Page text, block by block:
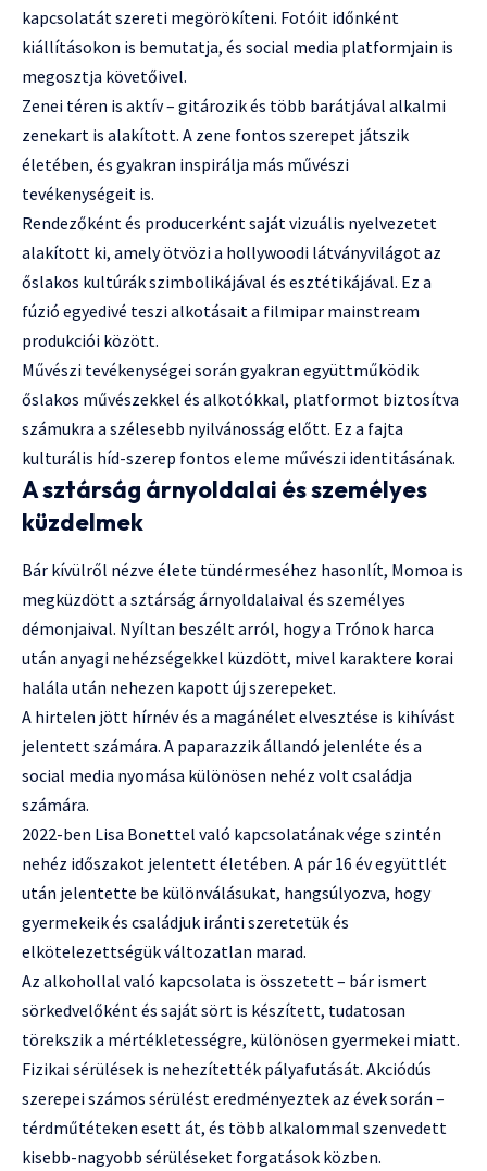
kapcsolatát szereti megörökíteni. Fotóit időnként
kiállításokon is bemutatja, és social media platformjain is
megosztja követőivel.
Zenei téren is aktív – gitározik és több barátjával alkalmi
zenekart is alakított. A zene fontos szerepet játszik
életében, és gyakran inspirálja más művészi
tevékenységeit is.
Rendezőként és producerként saját vizuális nyelvezetet
alakított ki, amely ötvözi a hollywoodi látványvilágot az
őslakos kultúrák szimbolikájával és esztétikájával. Ez a
fúzió egyedivé teszi alkotásait a filmipar mainstream
produkciói között.
Művészi tevékenységei során gyakran együttműködik
őslakos művészekkel és alkotókkal, platformot biztosítva
számukra a szélesebb nyilvánosság előtt. Ez a fajta
kulturális híd-szerep fontos eleme művészi identitásának.
A sztárság árnyoldalai és személyes
küzdelmek
Bár kívülről nézve élete tündérmeséhez hasonlít, Momoa is
megküzdött a sztárság árnyoldalaival és személyes
démonjaival. Nyíltan beszélt arról, hogy a Trónok harca
után anyagi nehézségekkel küzdött, mivel karaktere korai
halála után nehezen kapott új szerepeket.
A hirtelen jött hírnév és a magánélet elvesztése is kihívást
jelentett számára. A paparazzik állandó jelenléte és a
social media nyomása különösen nehéz volt családja
számára.
2022-ben Lisa Bonettel való kapcsolatának vége szintén
nehéz időszakot jelentett életében. A pár 16 év együttlét
után jelentette be különválásukat, hangsúlyozva, hogy
gyermekeik és családjuk iránti szeretetük és
elkötelezettségük változatlan marad.
Az alkohollal való kapcsolata is összetett – bár ismert
sörkedvelőként és saját sört is készített, tudatosan
törekszik a mértékletességre, különösen gyermekei miatt.
Fizikai sérülések is nehezítették pályafutását. Akciódús
szerepei számos sérülést eredményeztek az évek során –
térdműtéteken esett át, és több alkalommal szenvedett
kisebb-nagyobb sérüléseket forgatások közben.